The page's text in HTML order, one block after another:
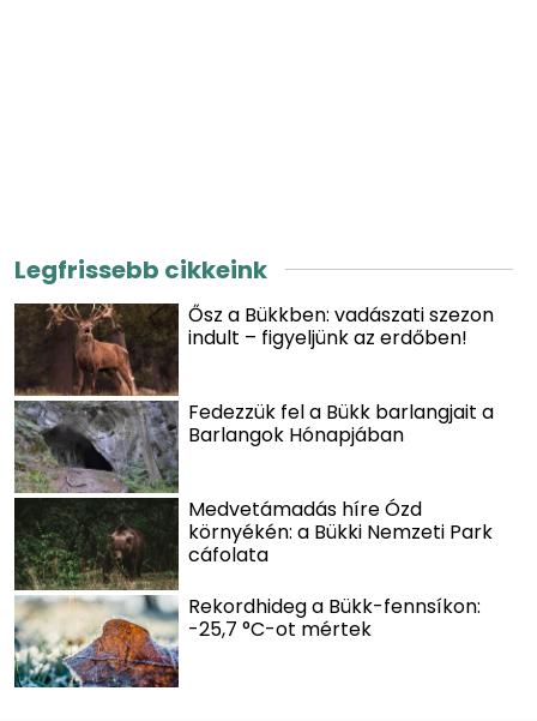
Legfrissebb cikkeink
Ősz a Bükkben: vadászati szezon
indult – figyeljünk az erdőben!
Fedezzük fel a Bükk barlangjait a
Barlangok Hónapjában
Medvetámadás híre Ózd
környékén: a Bükki Nemzeti Park
cáfolata
Rekordhideg a Bükk-fennsíkon:
-25,7 °C-ot mértek